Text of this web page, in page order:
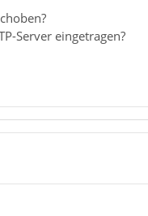
Server eingetragen?